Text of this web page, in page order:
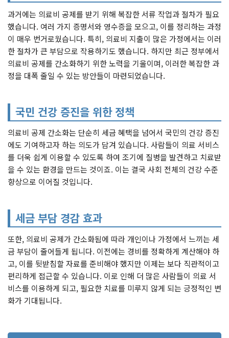
과거에는 의료비 공제를 받기 위해 복잡한 서류 작업과 절차가 필요
했습니다. 여러 가지 증명서와 영수증을 모으고, 이를 정리하는 과정
이 매우 번거로웠습니다. 특히, 의료비 지출이 많은 가정에서는 이러
한 절차가 큰 부담으로 작용하기도 했습니다. 하지만 최근 정부에서
의료비 공제를 간소화하기 위한 노력을 기울이며, 이러한 복잡한 과
정을 대폭 줄일 수 있는 방안들이 마련되었습니다.
국민 건강 증진을 위한 정책
의료비 공제 간소화는 단순히 세금 혜택을 넘어서 국민의 건강 증진
에도 기여하고자 하는 의도가 담겨 있습니다. 사람들이 의료 서비스
를 더욱 쉽게 이용할 수 있도록 하여 조기에 질병을 발견하고 치료받
을 수 있는 환경을 만드는 것이죠. 이는 결국 사회 전체의 건강 수준
향상으로 이어질 것입니다.
세금 부담 경감 효과
또한, 의료비 공제가 간소화됨에 따라 개인이나 가정에서 느끼는 세
금 부담이 줄어들게 됩니다. 이전에는 경비를 정확하게 계산해야 하
고, 이를 뒷받침할 자료를 준비해야 했지만 이제는 보다 직관적이고
편리하게 접근할 수 있습니다. 이로 인해 더 많은 사람들이 의료 서
비스를 이용하게 되고, 필요한 치료를 미루지 않게 되는 긍정적인 변
화가 기대됩니다.